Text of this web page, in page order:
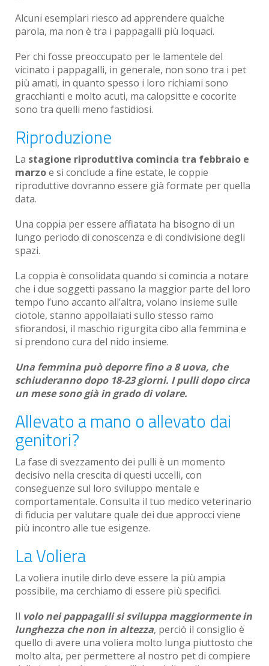
Alcuni esemplari riesco ad apprendere qualche
parola, ma non è tra i pappagalli più loquaci.
Per chi fosse preoccupato per le lamentele del
vicinato i pappagalli, in generale, non sono tra i pet
più amati, in quanto spesso i loro richiami sono
gracchianti e molto acuti, ma calopsitte e cocorite
sono tra quelli meno fastidiosi.
Riproduzione
La stagione riproduttiva comincia tra febbraio e
marzoe si conclude a fine estate, le coppie
riproduttive dovranno essere già formate per quella
data.
Una coppia per essere affiatata ha bisogno di un
lungo periodo di conoscenza e di condivisione degli
spazi.
La coppia è consolidata quando si comincia a notare
che i due soggetti passano la maggior parte del loro
tempo l’uno accanto all’altra, volano insieme sulle
ciotole, stanno appollaiati sullo stesso ramo
sfiorandosi, il maschio rigurgita cibo alla femmina e
si prendono cura del nido insieme.
Una femmina può deporre fino a 8 uova, che
schiuderanno dopo 18-23 giorni. I pulli dopo circa
un mese sono già in grado di volare.
Allevato a mano o allevato dai
genitori?
La fase di svezzamento dei pulli è un momento
decisivo nella crescita di questi uccelli, con
conseguenze sul loro sviluppo mentale e
comportamentale. Consulta il tuo medico veterinario
di fiducia per valutare quale dei due approcci viene
più incontro alle tue esigenze.
La Voliera
La voliera inutile dirlo deve essere la più ampia
possibile, ma cerchiamo di essere più specifici.
Il volo nei pappagalli si sviluppa maggiormente in
lunghezza che non in altezza, perciò il consiglio è
quello di avere una voliera molto lunga piuttosto che
molto alta, per permettere al nostro pet di compiere